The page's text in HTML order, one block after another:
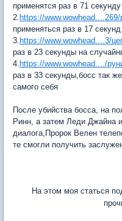
применятся раз в 71
2. https://
применяться раз в 17
3. https://www.wowhead....3/
раз в 23 секунды на
4. https://www.wowhead..../
раз в 33 секунды,босс так
самого себя
После убийства босса, на
Ринн, а затем Леди Джайна
диалога,Пророк Велен
те смогли получить
На этом моя статься